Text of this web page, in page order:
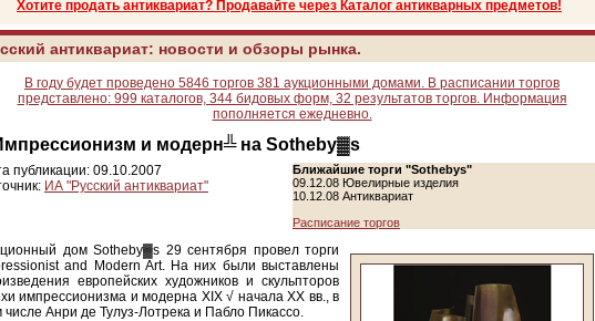
Хотите продать антиквариат? Продавайте через Каталог антикварных предметов!
антиквариат: новости и обзоры рынка.
В году будет проведено 5846 торгов 381 аукционными домами. В расписании торгов
представлено: 999 каталогов, 344 бидовых форм, 32 результатов торгов. Информация
пополняется ежедневно.
и модерн╩ на Sotheby▓s
публикации: 09.10.2007
ИА "Русский антиквариат"
Ближайшие торги "Sothebys"
09.12.08 Ювелирные изделия
10.12.08 Антиквариат
Расписание торгов
дом Sotheby▓s 29 сентября провел торги
and Modern Art. На них были выставлены
европейских художников и скульпторов
импрессионизма и модерна XIX √ начала XX вв., в
числе Анри де Тулуз-Лотрека и Пабло Пикассо.